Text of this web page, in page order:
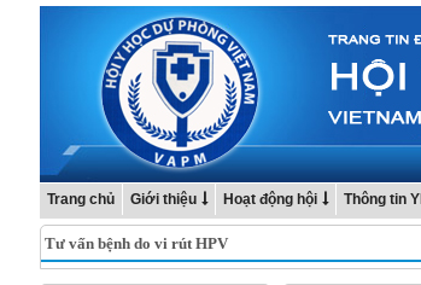
Trang chủ Giới thiệu Hoạt động hội Thông tin
Tư vấn bệnh do vi rút HPV